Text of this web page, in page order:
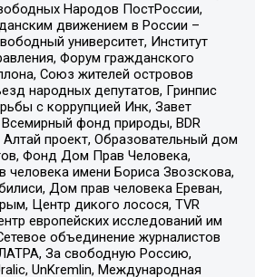
Народов ПостРоссии,
движением в России –
университет, Институт
Форум гражданского
Союз жителей островов
народных депутатов, Гринпис
с коррупцией Инк, Завет
Всемирный фонд природы, BDR
Алтай проект, Образовательный дом
Фонд Дом Прав Человека,
человека имени Бориса Звозскова,
Дом прав человека Ереван,
Центр дикого лосося, TVR
европейских исследований им
объединение журналистов
За свободную Россию,
UnKremlin, Международная